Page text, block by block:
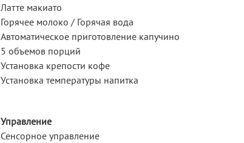
Латте макиато
Горячее молоко / Горячая вода
Автоматическое приготовление капучино
5 объемов порций
Установка крепости кофе
Установка температуры напитка
Управление
Сенсорное управление